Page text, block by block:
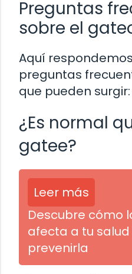
Preguntas
sobre el
Aquí
preguntas
que pueden surgir:
¿Es normal
gatee?
Leer más
Descubre cómo
afecta a tu
prevenirla